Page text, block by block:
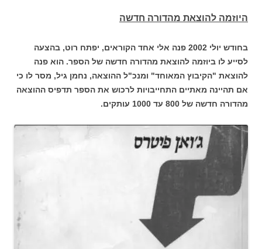
היוזמה להוצאת מהדורה חדשה
בחודש יולי 2002 פנה אלי אחד הקוראים, יפתח רוט, בהצעה
לסייע לו ביוזמה להוצאת מהדורה חדשה של הספר. הוא פנה
להוצאת "הקיבוץ המאוחד" ומנכ"ל ההוצאה, נחמן גיל, מסר לו כי
אם תהיינה מאתיים התחייבויות לרכוש את הספר תדפיס ההוצאה
מהדורה חדשה של 800 עד 1000 עותקים.